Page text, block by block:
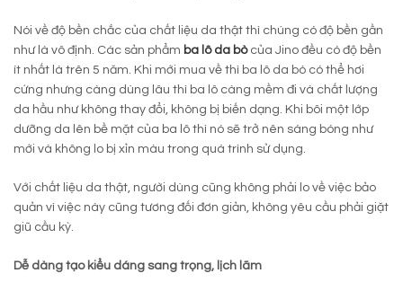
Nói về độ bền chắc của chất liệu da thật thì chúng có độ bền gần
như là vô định. Các sản phẩm ba lô da bòcủa Jino đều có độ bền
ít nhất là trên 5 năm. Khi mới mua về thì ba lô da bò có thể hơi
cứng nhưng càng dùng lâu thì ba lô càng mềm đi và chất lượng
da hầu như không thay đổi, không bị biến dạng. Khi bôi một lớp
dưỡng da lên bề mặt của ba lô thì nó sẽ trở nên sáng bóng như
mới và không lo bị xỉn màu trong quá trình sử dụng.
Với chất liệu da thật, người dùng cũng không phải lo về việc bảo
quản vì việc này cũng tương đối đơn giản, không yêu cầu phải giặt
giũ cầu kỳ.
Dễ dàng tạo kiểu dáng sang trọng, lịch lãm